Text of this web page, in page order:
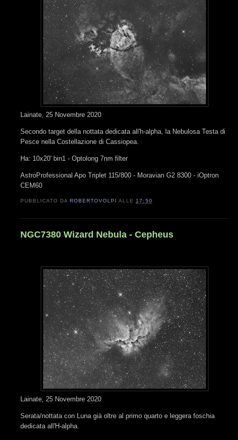
Lainate, 25 Novembre 2020
Secondo target della nottata dedicata all'h-alpha, la Nebulosa Testa di
Pesce nella Costellazione di Cassiopea.
Ha: 10x20' bin1 - Optolong 7nm filter
AstroProfessional Apo Triplet 115/800 - Moravian G2 8300 - iOptron
CEM60
PUBBLICATO DAROBERTOVOLPI ALLE 17:50
NGC7380 Wizard Nebula - Cepheus
Lainate, 25 Novembre 2020
Serata/nottata con Luna già oltre al primo quarto e leggera foschia
dedicata all'H-alpha.